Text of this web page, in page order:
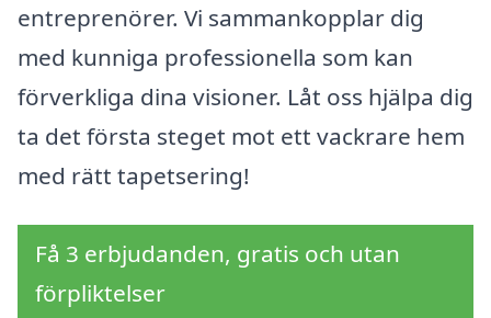
entreprenörer. Vi sammankopplar dig
med kunniga professionella som kan
förverkliga dina visioner. Låt oss hjälpa dig
ta det första steget mot ett vackrare hem
med rätt tapetsering!
Få 3 erbjudanden, gratis och utan
förpliktelser